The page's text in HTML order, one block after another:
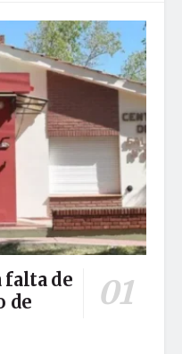
falta de
de